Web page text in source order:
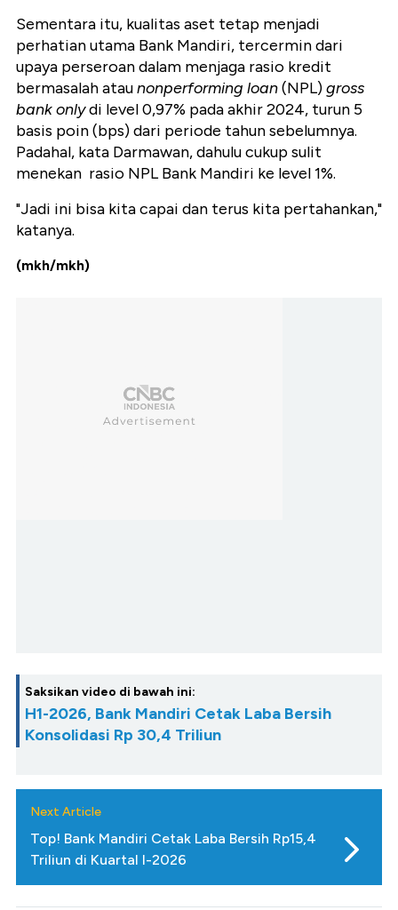
Sementara itu, kualitas aset tetap menjadi
perhatian utama Bank Mandiri, tercermin dari
upaya perseroan dalam menjaga rasio kredit
bermasalah ataunonperforming loan(NPL)gross
bank onlydi level 0,97% pada akhir 2024, turun 5
basis poin (bps) dari periode tahun sebelumnya.
Padahal, kata Darmawan, dahulu cukup sulit
menekan rasio NPL Bank Mandiri ke level 1%.
"Jadi ini bisa kita capai dan terus kita pertahankan,"
katanya.
(mkh/mkh)
Saksikan video di bawah ini:
H1-2026, Bank Mandiri Cetak Laba Bersih
Konsolidasi Rp 30,4 Triliun
Next Article
Top! Bank Mandiri Cetak Laba Bersih Rp15,4
Triliun di Kuartal I-2026